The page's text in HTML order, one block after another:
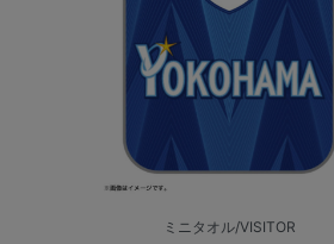
ミニタオル/VISITOR